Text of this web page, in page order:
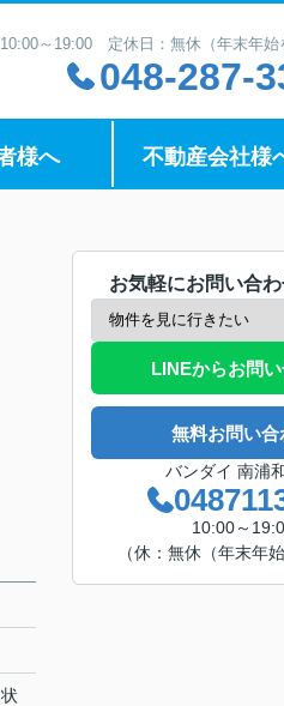
～19:00 定休日：無休（年末年始
048-287-
様へ 不動産会社様
お気軽にお問い合
LINEからお問
無料お問い合
バンダイ 南浦
10:00～
（休：無休（年末年